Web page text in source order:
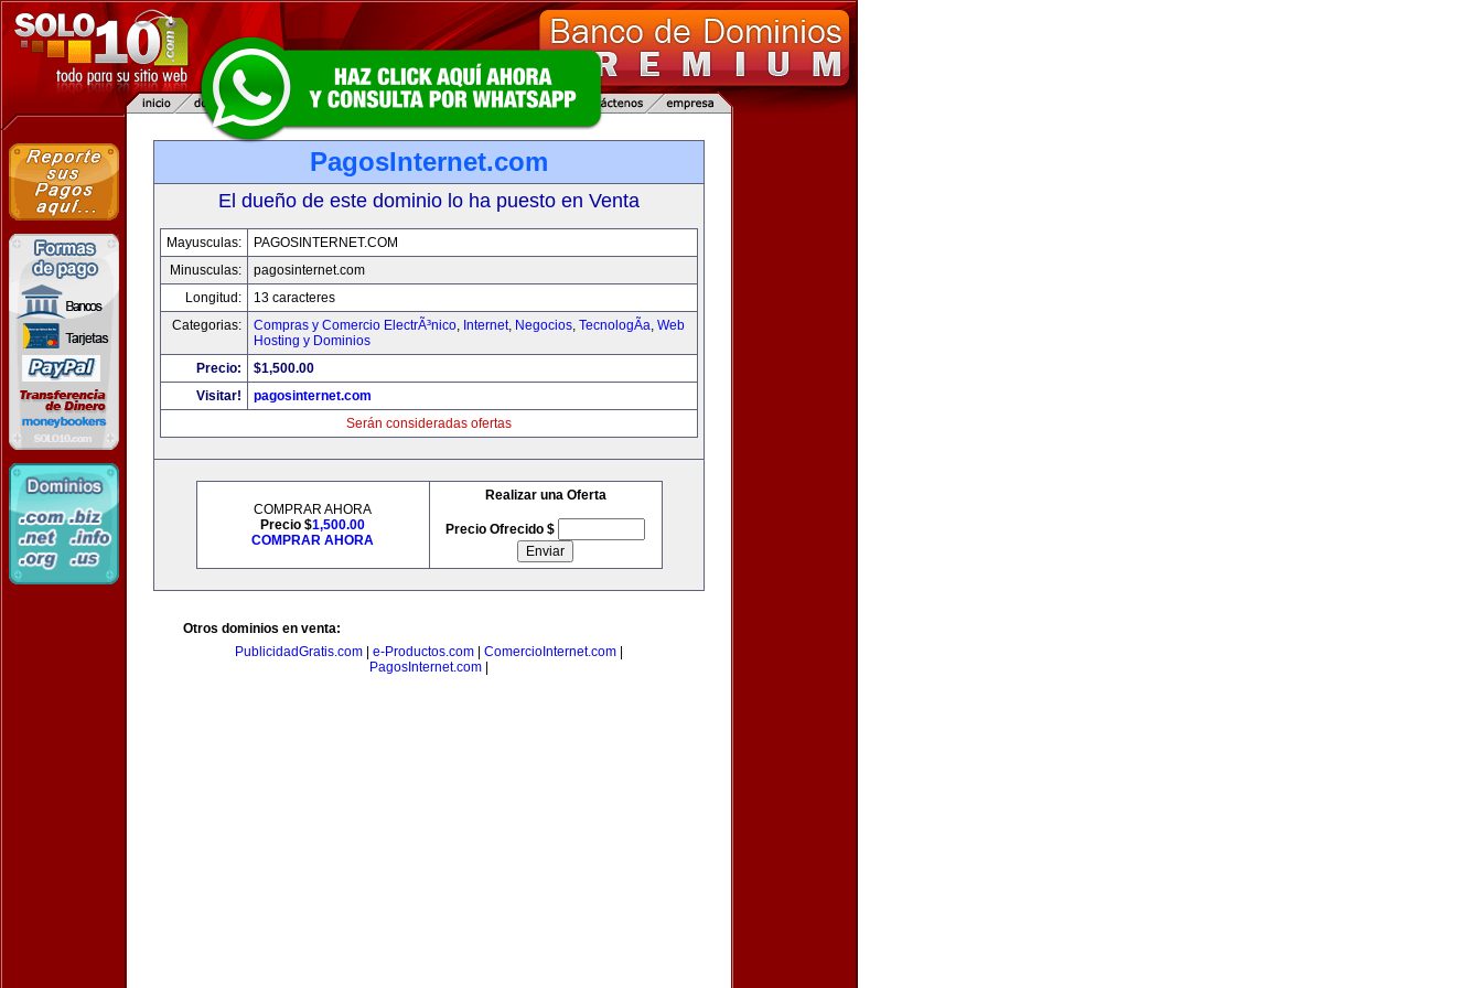
PagosInternet.com
El dueño de este dominio lo ha puesto en Venta
Mayusculas:
PAGOSINTERNET.COM
Minusculas:
pagosinternet.com
Longitud:
13 caracteres
Categorias:
Compras y Comercio ElectrÃ³nico, Internet, Negocios, TecnologÃ­a, Web
Hosting y Dominios
Precio:
$1,500.00
Visitar!
pagosinternet.com
Serán consideradas ofertas
COMPRAR AHORA
Precio $1,500.00
COMPRAR AHORA
Realizar una Oferta
Precio Ofrecido $
Otros dominios en venta:
PublicidadGratis.com
e-Productos.com ComercioInternet.com
PagosInternet.com